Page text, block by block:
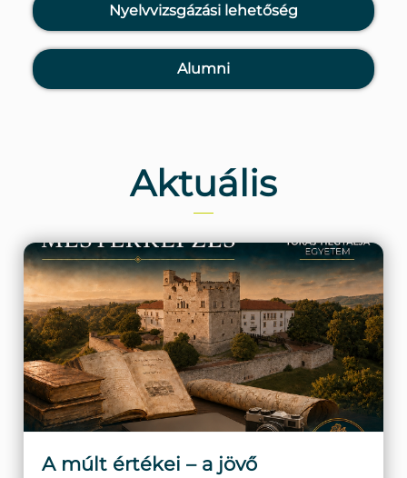
Nyelvvizsgázási lehetőség
Alumni
Aktuális
A múlt értékei – a jövő